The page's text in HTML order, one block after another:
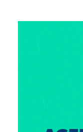
Ouvidoria